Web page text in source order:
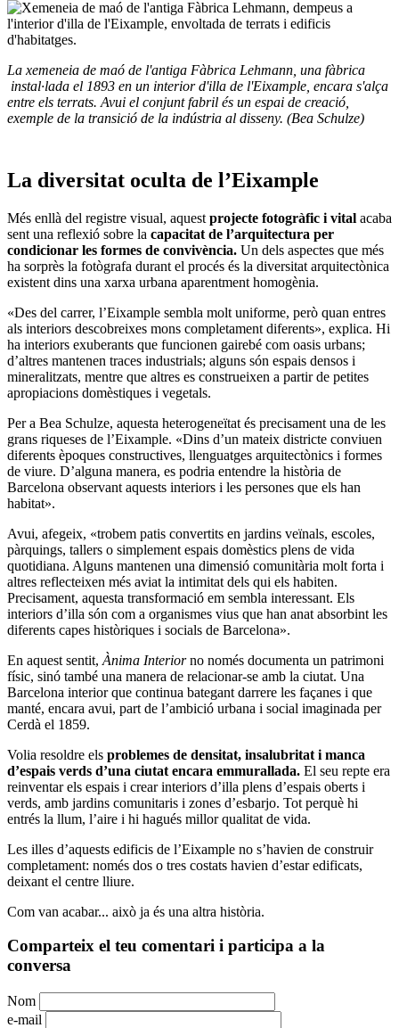
La xemeneia de maó de l'antiga Fàbrica Lehmann, una fàbrica
instal·lada el 1893 en un interior d'illa de l'Eixample, encara s'alça
entre els terrats. Avui el conjunt fabril és un espai de creació,
exemple de la transició de la indústria al disseny. (Bea Schulze)
La diversitat oculta de l’Eixample
Més enllà del registre visual, aquest projecte fotogràfic i vital acaba
sent una reflexió sobre la capacitat de l’arquitectura per
condicionar les formes de convivència. Un dels aspectes que més
ha sorprès la fotògrafa durant el procés és la diversitat arquitectònica
existent dins una xarxa urbana aparentment homogènia.
«Des del carrer, l’Eixample sembla molt uniforme, però quan entres
als interiors descobreixes mons completament diferents», explica. Hi
ha interiors exuberants que funcionen gairebé com oasis urbans;
d’altres mantenen traces industrials; alguns són espais densos i
mineralitzats, mentre que altres es construeixen a partir de petites
apropiacions domèstiques i vegetals.
Per a Bea Schulze, aquesta heterogeneïtat és precisament una de les
grans riqueses de l’Eixample. «Dins d’un mateix districte conviuen
diferents èpoques constructives, llenguatges arquitectònics i formes
de viure. D’alguna manera, es podria entendre la història de
Barcelona observant aquests interiors i les persones que els han
habitat».
Avui, afegeix, «trobem patis convertits en jardins veïnals, escoles,
pàrquings, tallers o simplement espais domèstics plens de vida
quotidiana. Alguns mantenen una dimensió comunitària molt forta i
altres reflecteixen més aviat la intimitat dels qui els habiten.
Precisament, aquesta transformació em sembla interessant. Els
interiors d’illa són com a organismes vius que han anat absorbint les
diferents capes històriques i socials de Barcelona».
En aquest sentit, Ànima Interiorno només documenta un patrimoni
físic, sinó també una manera de relacionar-se amb la ciutat. Una
Barcelona interior que continua bategant darrere les façanes i que
manté, encara avui, part de l’ambició urbana i social imaginada per
Cerdà el 1859.
Volia resoldre els problemes de densitat, insalubritat i manca
d’espais verds d’una ciutat encara emmurallada. El seu repte era
reinventar els espais i crear interiors d’illa plens d’espais oberts i
verds, amb jardins comunitaris i zones d’esbarjo. Tot perquè hi
entrés la llum, l’aire i hi hagués millor qualitat de vida.
Les illes d’aquests edificis de l’Eixample no s’havien de construir
completament: només dos o tres costats havien d’estar edificats,
deixant el centre lliure.
Com van acabar... això ja és una altra història.
Comparteix el teu comentari i participa a la
conversa
Nom
e-mail